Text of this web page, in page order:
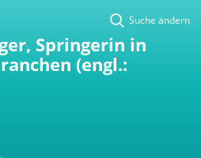
Suche ändern
Springerin in
(engl.: